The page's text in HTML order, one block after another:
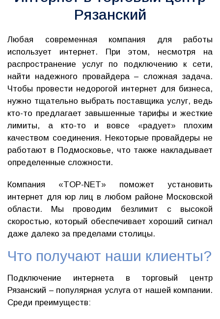
Рязанский
Любая современная компания для работы
использует интернет. При этом, несмотря на
распространение услуг по подключению к сети,
найти надежного провайдера – сложная задача.
Чтобы провести недорогой интернет для бизнеса,
нужно тщательно выбрать поставщика услуг, ведь
кто-то предлагает завышенные тарифы и жесткие
лимиты, а кто-то и вовсе «радует» плохим
качеством соединения. Некоторые провайдеры не
работают в Подмосковье, что также накладывает
определенные сложности.
Компания «TOP-NET» поможет установить
интернет для юр лиц в любом районе Московской
области. Мы проводим безлимит с высокой
скоростью, который обеспечивает хороший сигнал
даже далеко за пределами столицы.
Что получают наши клиенты?
Подключение интернета в торговый центр
Рязанский – популярная услуга от нашей компании.
Среди преимуществ: